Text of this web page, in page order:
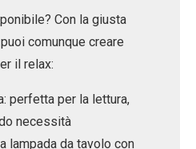
Con la giusta
comunque creare
il relax:
perfetta per la lettura,
necessità
lampada da tavolo con